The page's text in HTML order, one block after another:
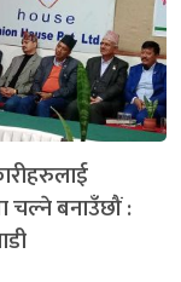
चल्ने बनाउँछौं :